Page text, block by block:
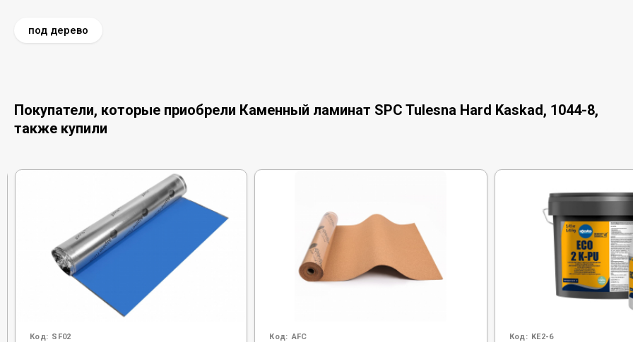
под дерево
Покупатели, которые приобрели Каменный ламинат SPC Tulesna Hard Kaskad, 1044-8,
также купили
Код: SF02 Код: AFC Код: KE2-6